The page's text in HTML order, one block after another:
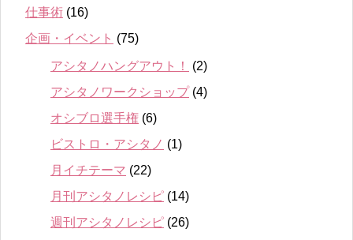
仕事術 (16)
企画・イベント (75)
アシタノハングアウト！
(2)
アシタノワークショップ(4)
オシブロ選手権 (6)
ビストロ・アシタノ (1)
月イチテーマ (22)
月刊アシタノレシピ (14)
週刊アシタノレシピ (26)